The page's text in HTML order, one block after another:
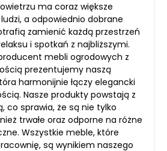
ma coraz większe
a odpowiednio dobrane
zamienić każdą przestrzeń
i spotkań z najbliższymi.
mebli ogrodowych z
prezentujemy naszą
harmonijnie łączy elegancki
Nasze produkty powstają z
co sprawia, że są nie tylko
trwałe oraz odporne na różne
Wszystkie meble, które
są wynikiem naszego